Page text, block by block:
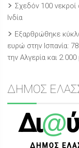
Σχεδόν 100 νεκροί
Ινδία
Εξαρθρώθηκε
ευρώ στην Ισπανία:
την Αλγερία και
ΔΗΜΟΣ
Δι@
ΔΗΜΟΣ